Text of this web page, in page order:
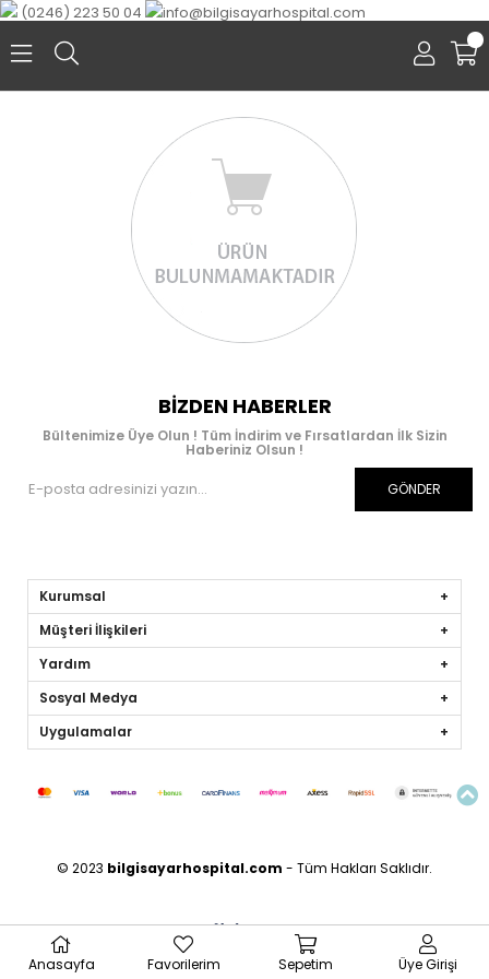
(0246) 223 50 04 info@bilgisayarhospital.com
0
BIZDEN HABERLER
Bültenimize Üye Olun ! Tüm İndirim ve Fırsatlardan İlk Sizin
Haberiniz Olsun !
GÖNDER
Kurumsal
Müşteri İlişkileri
Yardım
Sosyal Medya
Uygulamalar
© 2023 bilgisayarhospital.com - Tüm Hakları Saklıdır.
Anasayfa Favorilerim Sepetim Üye Girişi